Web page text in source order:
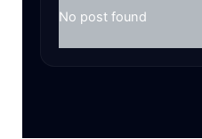
No post found